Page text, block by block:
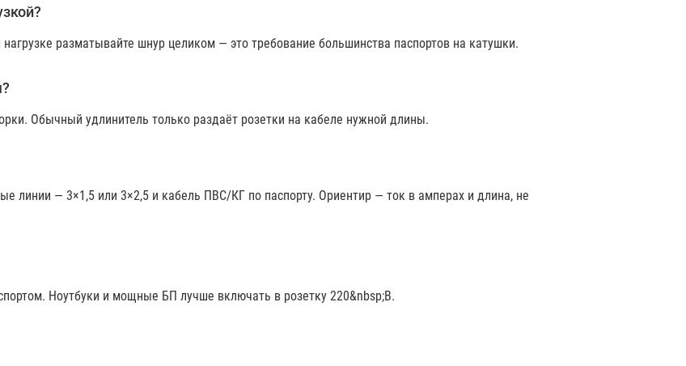
разматывайте шнур целиком — это требование большинства паспортов на катушки.
Обычный удлинитель только раздаёт розетки на кабеле нужной длины.
линии — 3×1,5 или 3×2,5 и кабель ПВС/КГ по паспорту. Ориентир — ток в амперах и длина, не
Ноутбуки и мощные БП лучше включать в розетку 220&nbsp;В.